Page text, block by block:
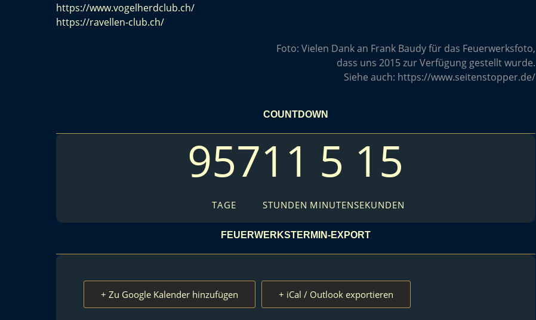
https://www.vogelherdclub.ch/
https://ravellen-club.ch/
Foto:Vielen Dank an Frank Baudy für das Feuerwerksfoto,
dass uns 2015 zur Verfügung gestellt wurde.
Siehe auch: https://www.seitenstopper.de/
COUNTDOWN
957
TAGE
11
STUNDEN
5
MINUTEN
14
SEKUNDEN
FEUERWERKSTERMIN-EXPORT
+ Zu Google Kalender hinzufügen + iCal / Outlook exportieren